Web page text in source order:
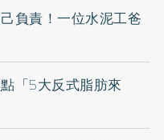
負責！一位水泥工爸
「5大反式脂肪來